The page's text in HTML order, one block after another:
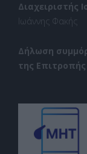
Διαχειριστής
Ιωάννης Φακής
Δήλωση
της